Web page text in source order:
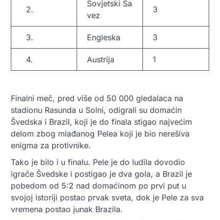
2.
Sovjetski Sa
vez
3
3. Engleska 3
4. Austrija 1
Finalni meč, pred više od 50 000 gledalaca na
stadionu Rasunda u Solni, odigrali su domaćin
Švedska i Brazil, koji je do finala stigao najvećim
delom zbog mlađanog Pelea koji je bio nerešiva
enigma za protivnike.
Tako je bilo i u finalu. Pele je do ludila dovodio
igrače Švedske i postigao je dva gola, a Brazil je
pobedom od 5:2 nad domaćinom po prvi put u
svojoj istoriji postao prvak sveta, dok je Pele za sva
vremena postao junak Brazila.